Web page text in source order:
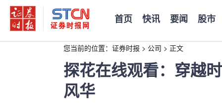
首页 快讯 要闻 股市
您当前的位置： 证券时报 > 公司 > 正文
探花在线观看：穿越
风华